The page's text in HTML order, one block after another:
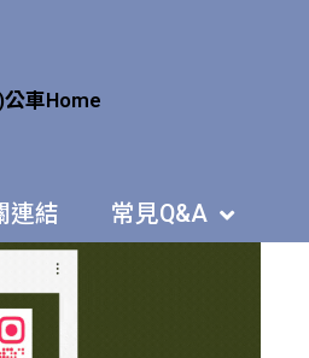
車Home
連結 常見Q&A